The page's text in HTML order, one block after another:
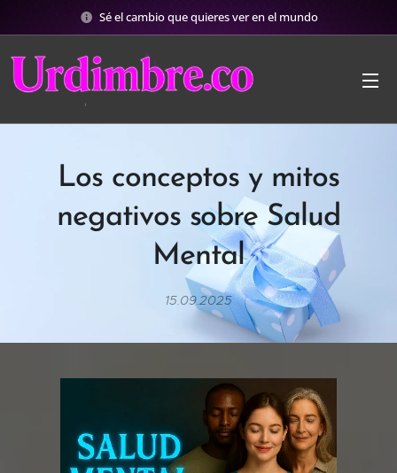
Sé el cambio que quieres ver en el mundo
Los conceptos y mitos
negativos sobre Salud
Mental
15.09.2025